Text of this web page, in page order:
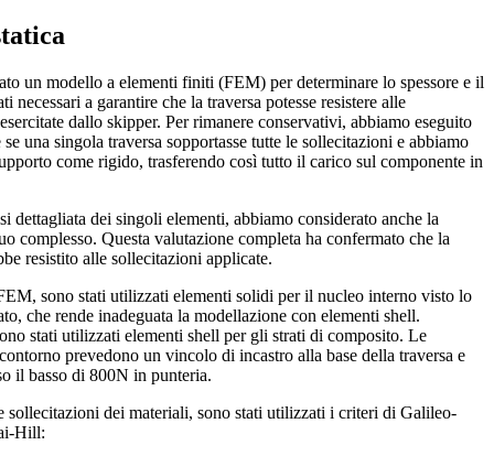
un modello a elementi finiti (FEM) per determinare lo spessore e il
necessari a garantire che la traversa potesse resistere alle
dallo skipper. Per rimanere conservativi, abbiamo eseguito
se una singola traversa sopportasse tutte le sollecitazioni e abbiamo
come rigido, trasferendo così tutto il carico sul componente in
dettagliata dei singoli elementi, abbiamo considerato anche la
complesso. Questa valutazione completa ha confermato che la
resistito alle sollecitazioni applicate.
sono stati utilizzati elementi solidi per il nucleo interno visto lo
che rende inadeguata la modellazione con elementi shell.
stati utilizzati elementi shell per gli strati di composito. Le
prevedono un vincolo di incastro alla base della traversa e
il basso di 800N in punteria.
sollecitazioni dei materiali, sono stati utilizzati i criteri di Galileo-
Hill: